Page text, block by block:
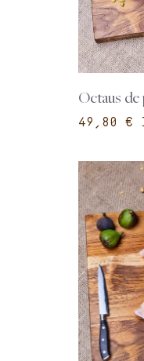
Octaus de
€